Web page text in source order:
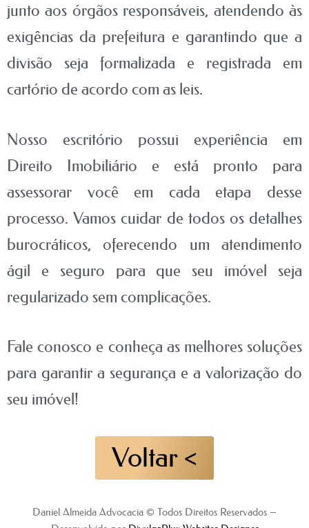
junto aos órgãos responsáveis, atendendo às
exigências da prefeitura e garantindo que a
divisão seja formalizada e registrada em
cartório de acordo com as leis.
Nosso escritório possui experiência em
Direito Imobiliário e está pronto para
assessorar você em cada etapa desse
processo. Vamos cuidar de todos os detalhes
burocráticos, oferecendo um atendimento
ágil e seguro para que seu imóvel seja
regularizado sem complicações.
Fale conosco e conheça as melhores soluções
para garantir a segurança e a valorização do
seu imóvel!
Voltar <
Daniel Almeida Advocacia © Todos Direitos Reservados –